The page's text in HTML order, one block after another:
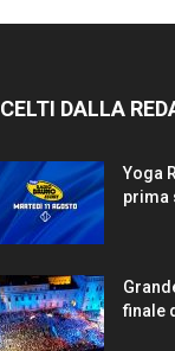
DALLA
Yoga
prima
finale